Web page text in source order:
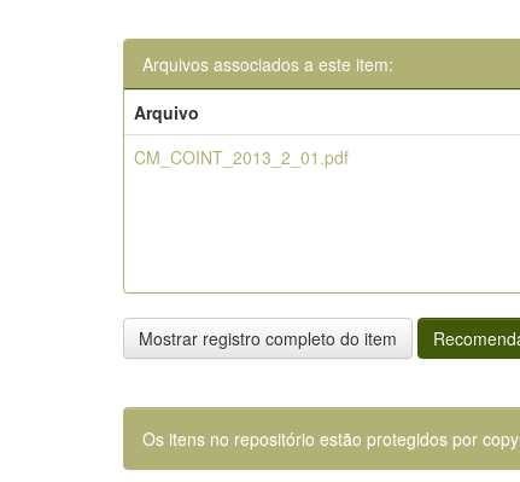
Arquivos associados a este item:
Arquivo
CM_COINT_2013_2_01.pdf
Mostrar registro completo do item
Os itens no repositório estão protegidos por